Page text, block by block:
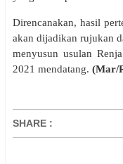
Direncanakan, hasil
akan dijadikan rujukan
menyusun usulan
2021 mendatang. (Mar/
SHARE :